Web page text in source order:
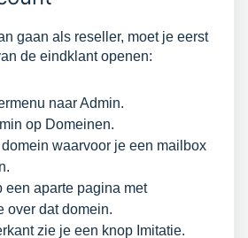
gaan als reseller, moet je eerst
de eindklant openen:
naar Admin.
op Domeinen.
waarvoor je een mailbox
een aparte pagina met
over dat domein.
zie je een knop Imitatie.